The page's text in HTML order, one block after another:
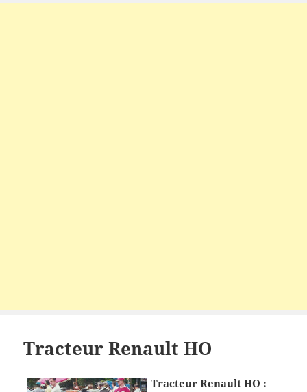
Tracteur Renault HO
Tracteur Renault HO :